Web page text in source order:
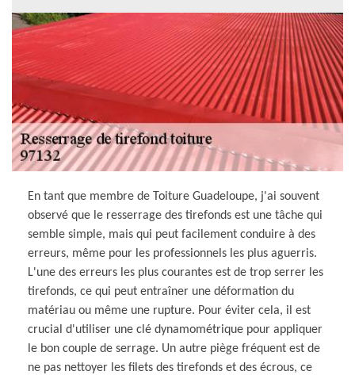
En tant que membre de Toiture Guadeloupe, j'ai souvent
observé que le resserrage des tirefonds est une tâche qui
semble simple, mais qui peut facilement conduire à des
erreurs, même pour les professionnels les plus aguerris.
L'une des erreurs les plus courantes est de trop serrer les
tirefonds, ce qui peut entraîner une déformation du
matériau ou même une rupture. Pour éviter cela, il est
crucial d'utiliser une clé dynamométrique pour appliquer
le bon couple de serrage. Un autre piège fréquent est de
ne pas nettoyer les filets des tirefonds et des écrous, ce